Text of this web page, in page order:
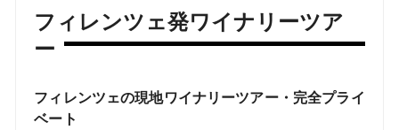
フィレンツェ発ワイナリーツア
ー
フィレンツェの現地ワイナリーツアー・完全プライ
ベート